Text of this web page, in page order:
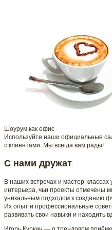
Шоурум как офис
Используйте наши официальные
с клиентами. Мы всегда вам рады!
С нами дружат
В наших встречах и мастер-
интерьера, чьи проекты отмечены
уникальным подходом к созданию
Их опыт и профессиональные
развивать свои навыки и находить